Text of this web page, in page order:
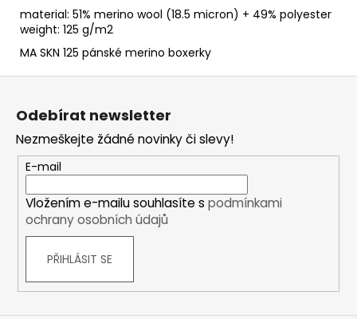
material: 51% merino wool (18.5 micron) + 49% polyester
weight: 125 g/m2
MA SKN 125 pánské merino boxerky
Z
Odebírat newsletter
Nezmeškejte žádné novinky či slevy!
E-mail
Vložením e-mailu souhlasíte s podmínkami
ochrany osobních údajů
PŘIHLÁSIT SE